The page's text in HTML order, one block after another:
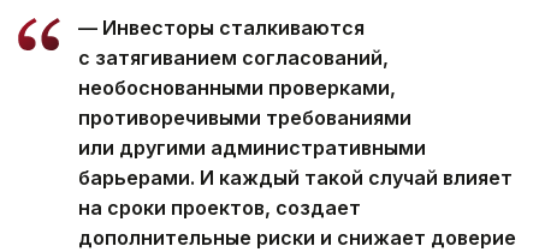
— Инвесторы сталкиваются
с затягиванием согласований,
необоснованными проверками,
противоречивыми требованиями
или другими административными
барьерами. И каждый такой случай влияет
на сроки проектов, создает
дополнительные риски и снижает доверие